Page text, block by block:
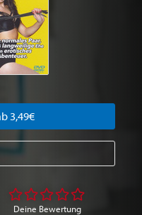
3,49€
Deine Bewertung